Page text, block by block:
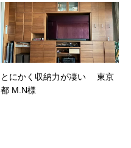
とにかく収納力が凄い 東京
都 M.N様